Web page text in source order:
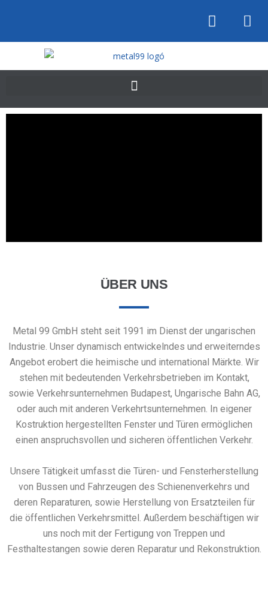
ÜBER UNS
Metal 99 GmbH steht seit 1991 im Dienst der ungarischen
Industrie. Unser dynamisch entwickelndes und erweiterndes
Angebot erobert die heimische und international Märkte. Wir
stehen mit bedeutenden Verkehrsbetrieben im Kontakt,
sowie Verkehrsunternehmen Budapest, Ungarische Bahn AG,
oder auch mit anderen Verkehrtsunternehmen. In eigener
Kostruktion hergestellten Fenster und Türen ermöglichen
einen anspruchsvollen und sicheren öffentlichen Verkehr.
Unsere Tätigkeit umfasst die Türen- und Fensterherstellung
von Bussen und Fahrzeugen des Schienenverkehrs und
deren Reparaturen, sowie Herstellung von Ersatzteilen für
die öffentlichen Verkehrsmittel. Außerdem beschäftigen wir
uns noch mit der Fertigung von Treppen und
Festhaltestangen sowie deren Reparatur und Rekonstruktion.